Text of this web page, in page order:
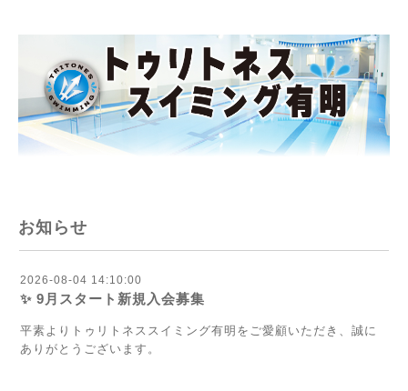
お知らせ
2026-08-04 14:10:00
✨ 9月スタート新規入会募集
平素よりトゥリトネススイミング有明をご愛顧いただき、誠に
ありがとうございます。